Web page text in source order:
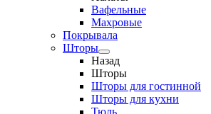
Вафельные
Махровые
Покрывала
Шторы
Назад
Шторы
Шторы для гостинной
Шторы для кухни
Тюль